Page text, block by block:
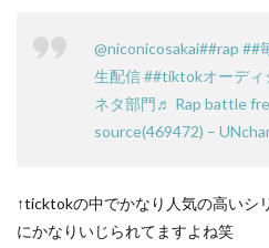
@niconicosakai##rap ##
生配信##tiktokオーディ
ネタ部門♬ Rap battle
source(469472) –
↑ticktokの中でかなり人気の高いシ
にかなりいじられてますよね笑